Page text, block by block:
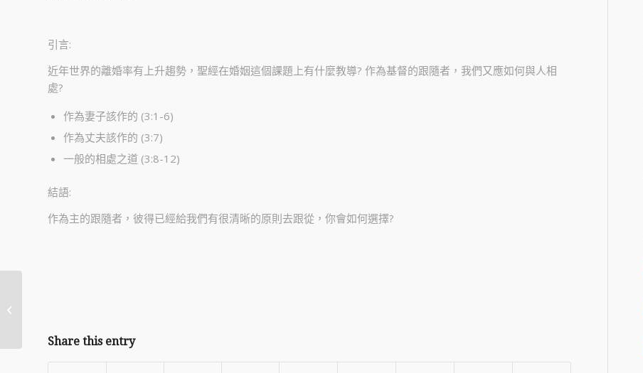
引言:
近年世界的離婚率有上升趨勢，聖經在婚姻這個課題上有什麼教導? 作為基督的跟隨者，我們又應如何與人相
處?
作為妻子該作的 (3:1-6)
作為丈夫該作的 (3:7)
一般的相處之道 (3:8-12)
結語:
作為主的跟隨者，彼得已經給我們有很清晰的原則去跟從，你會如何選擇?
Share this entry